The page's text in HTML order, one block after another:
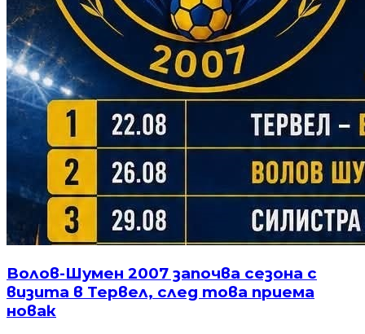
Волов-Шумен 2007 започва сезона с
визита в Тервел, след това приема
новак